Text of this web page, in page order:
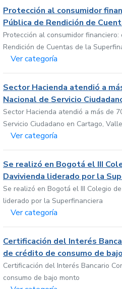
Protección al consumidor
Pública de Rendición de
Protección al consumidor
Rendición de Cuentas de la
Ver categoría
Sector Hacienda atendió a
Nacional de Servicio
Sector Hacienda atendió a más de
Servicio Ciudadano en Cartago, Valle
Ver categoría
Se realizó en Bogotá el III
Davivienda liderado por la
Se realizó en Bogotá el III Colegio
liderado por la Superfinanciera
Ver categoría
Certificación del Interés
de crédito de consumo de
Certificación del Interés Bancario
consumo de bajo monto